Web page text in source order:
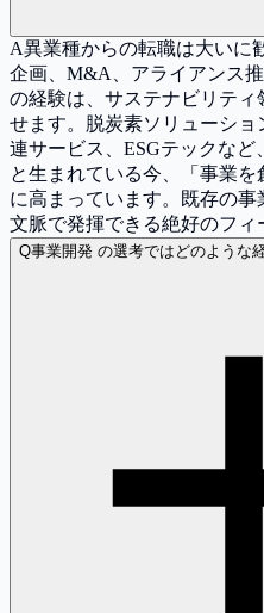
A異業種からの転職は大いに
企画、M&A、アライアンス
の経験は、サステナビリテ
せます。脱炭素ソリューシ
連サービス、ESGテックな
と生まれている今、「事業
に高まっています。既存の
文脈で発揮できる絶好のフィ
Q事業開発 の選考ではどのような